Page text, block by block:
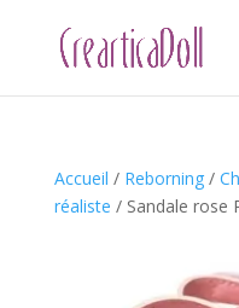
Accueil / Reborning/
réaliste / Sandale rose